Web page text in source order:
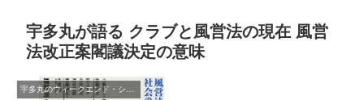
宇多丸が語る クラブと風営法の現在 風営
法改正案閣議決定の意味
宇多丸のウィークエンド・シャッフル